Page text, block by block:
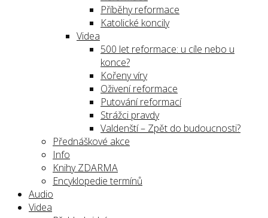
Příběhy reformace
Katolické koncily
Videa
500 let reformace: u cíle nebo u
konce?
Kořeny víry
Oživení reformace
Putování reformací
Strážci pravdy
Valdenští – Zpět do budoucnosti?
Přednáškové akce
Info
Knihy ZDARMA
Encyklopedie termínů
Audio
Videa